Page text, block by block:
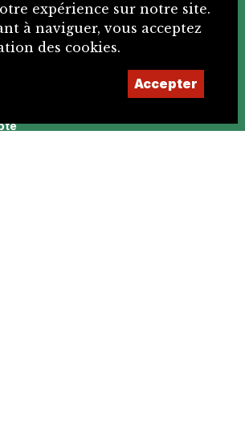
expérience sur notre site.
à naviguer, vous acceptez
des cookies.
Accepter